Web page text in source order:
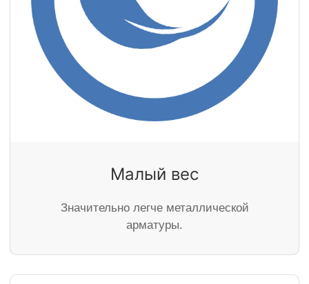
Малый вес
Значительно легче металлической
арматуры.